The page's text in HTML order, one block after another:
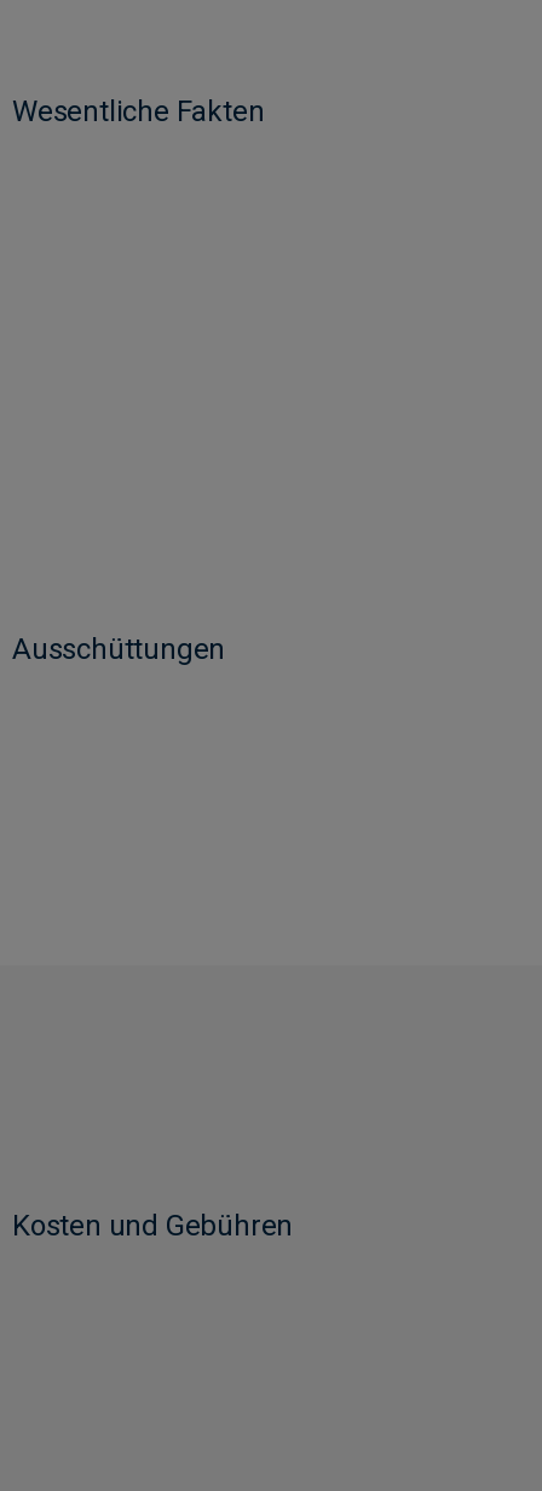
Wesentliche Fakten
Ausschüttungen
Kosten und Gebühren